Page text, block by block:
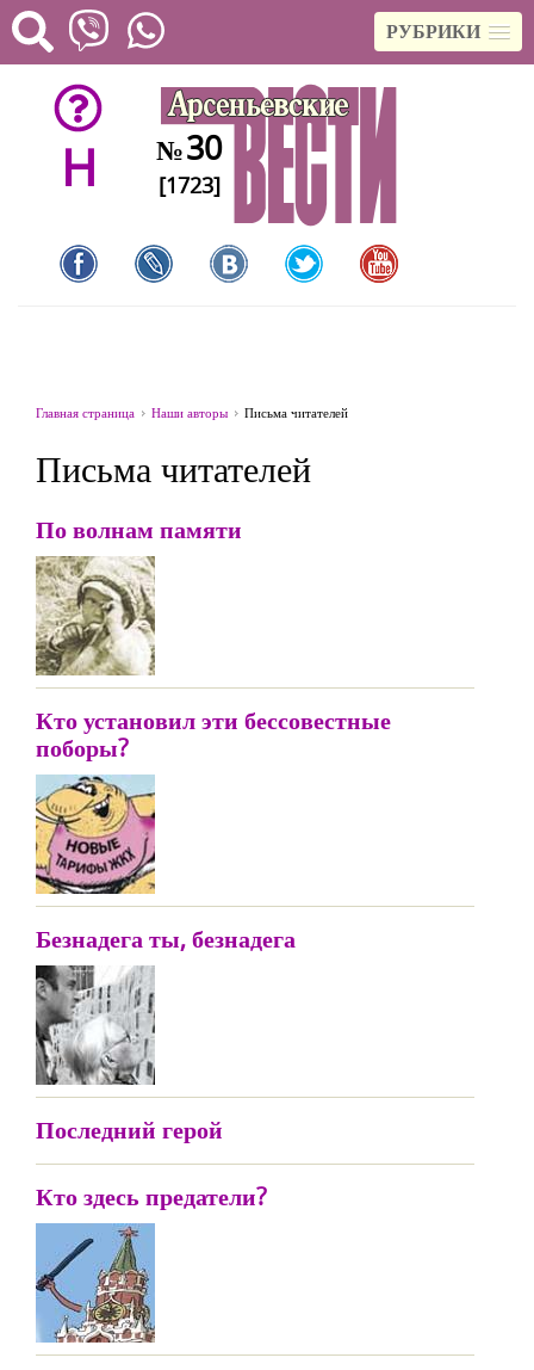
РУБРИКИ
H №30
[1723]
Главная страница Наши авторы Письма читателей
Письма читателей
По волнам памяти
Кто установил эти бессовестные
поборы?
Безнадега ты, безнадега
Последний герой
Кто здесь предатели?